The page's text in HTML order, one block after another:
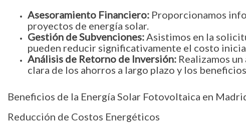
Asesoramiento Financiero: Proporcionamos
proyectos de energía solar.
Gestión de Subvenciones:Asistimos en la
pueden reducir significativamente el costo
Análisis de Retorno de Inversión: Realizamos
clara de los ahorros a largo plazo y los
Beneficios de la Energía Solar Fotovoltaica en
Reducción de Costos Energéticos